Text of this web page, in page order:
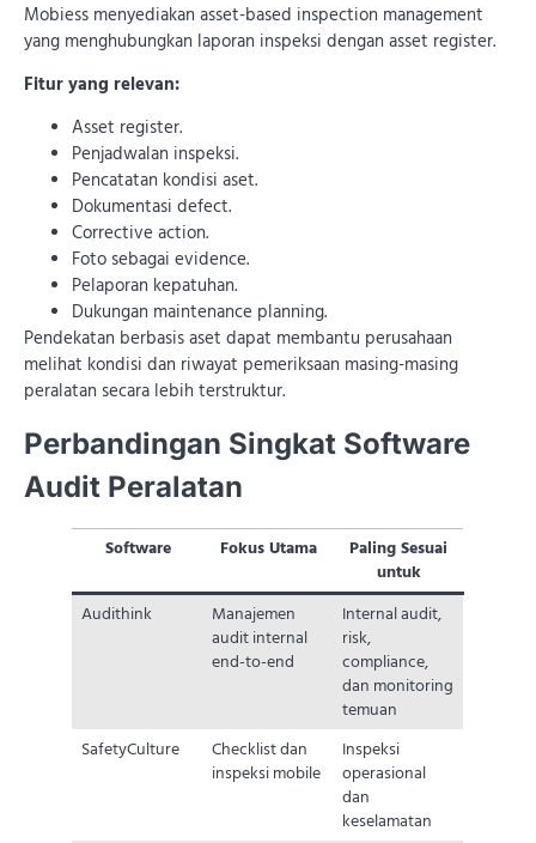
Mobiess menyediakan asset-based inspection management
yang menghubungkan laporan inspeksi dengan asset register.
Fitur yang relevan:
Asset register.
Penjadwalan inspeksi.
Pencatatan kondisi aset.
Dokumentasi defect.
Corrective action.
Foto sebagai evidence.
Pelaporan kepatuhan.
Dukungan maintenance planning.
Pendekatan berbasis aset dapat membantu perusahaan
melihat kondisi dan riwayat pemeriksaan masing-masing
peralatan secara lebih terstruktur.
Perbandingan Singkat Software
Audit Peralatan
Software Fokus Utama
Paling Sesuai
untuk
Audithink
Manajemen
audit internal
end-to-end
Internal audit,
risk,
compliance,
dan monitoring
temuan
SafetyCulture
Checklist dan
inspeksi mobile
Inspeksi
operasional
dan
keselamatan